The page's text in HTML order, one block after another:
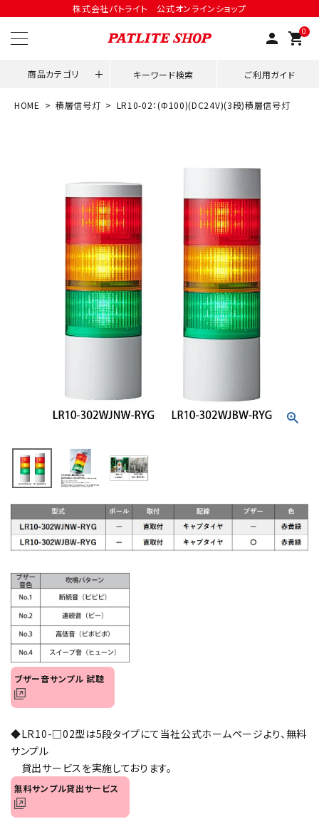
株式会社パトライト 公式オンラインショップ
person 0
shopping_cart
商品カテゴリ キーワード検索 ご利用ガイド
ようこそ ゲスト 様
person 会員登録
用途別改善アイデア
ネットワーク対応
積層信号灯
流線型
光音一体型
音/音声
LED照明
センサ機器
散光式警光灯
オプション
製品選定の仕方
ガイドライン
パトライトカタログ
HOME 積層信号灯 LR10-02：(Φ100)(DC24V)(3段)積層信号灯
ブザー音サンプル 試聴
◆LR10-□02型は5段タイプにて当社公式ホームページより、無料
サンプル
貸出サービスを実施しております。
無料サンプル貸出サービス